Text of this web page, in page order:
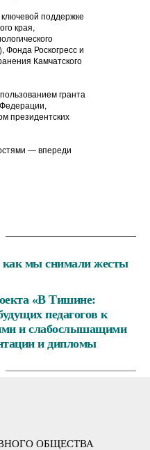
поддержке
края,
Фонда Роскогресс и
Камчатского
гранта
президентских
— впереди
мы снимали жесты
«В Тишине:
педагогов к
и слабослышащими
и дипломы
ОБЩЕСТВА